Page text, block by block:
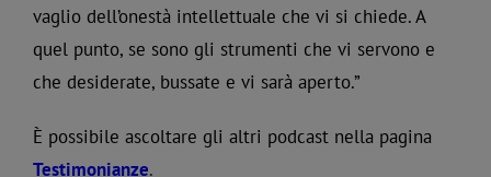
vaglio dell’onestà intellettuale che vi si chiede. A
quel punto, se sono gli strumenti che vi servono e
che desiderate, bussate e vi sarà aperto.”
È possibile ascoltare gli altri podcast nella pagina
Testimonianze.